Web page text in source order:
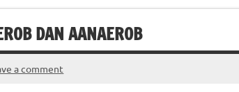
DAN AANAEROB
a comment